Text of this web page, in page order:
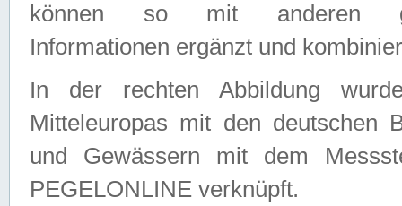
können so mit anderen
Informationen ergänzt und
In der rechten Abbildung
Mitteleuropas mit den deutschen
und Gewässern mit dem
PEGELONLINE verknüpft.